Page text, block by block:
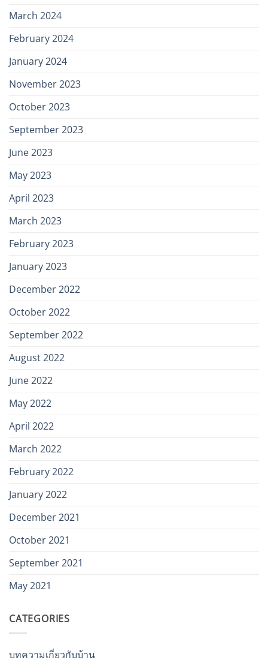
March 2024
February 2024
January 2024
November 2023
October 2023
September 2023
June 2023
May 2023
April 2023
March 2023
February 2023
January 2023
December 2022
October 2022
September 2022
August 2022
June 2022
May 2022
April 2022
March 2022
February 2022
January 2022
December 2021
October 2021
September 2021
May 2021
CATEGORIES
บทความเกี่ยวกับบ้าน